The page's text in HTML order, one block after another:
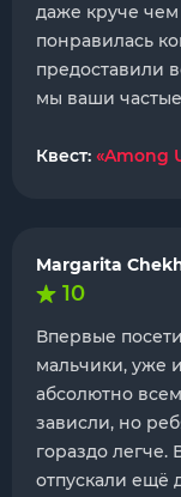
даже круче
понравилась
предоставили
мы ваши частые
Квест: «Among
Margarita
10
Впервые
мальчики, уже
абсолютно
зависли, но
гораздо легче.
отпускали ещё